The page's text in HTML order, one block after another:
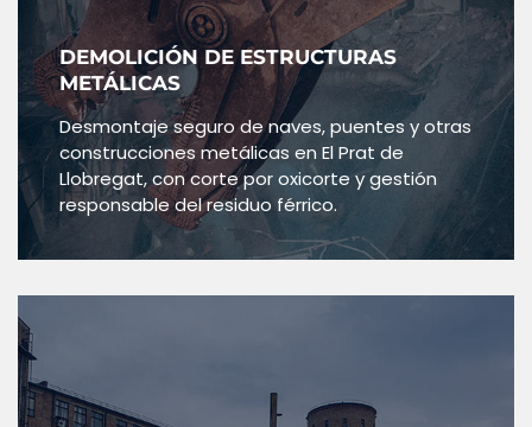
DEMOLICIÓN DE ESTRUCTURAS
METÁLICAS
Desmontaje seguro de naves, puentes y otras
construcciones metálicas en El Prat de
Llobregat, con corte por oxicorte y gestión
responsable del residuo férrico.